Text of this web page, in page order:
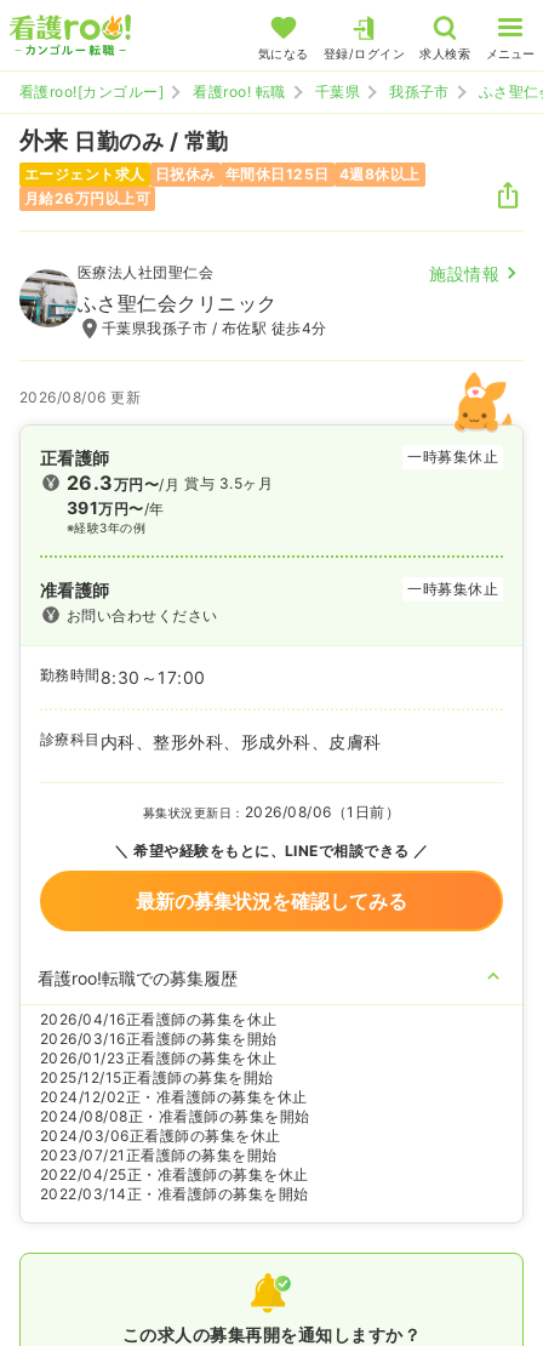
気になる 登録/ログイン 求人検索 メニュー
看護roo![カンゴルー] 看護roo! 転職 千葉県 我孫子市 ふさ聖
外来 日勤のみ / 常勤
エージェント求人 日祝休み 年間休日125日
4週8休以上
月給26万円以上可
医療法人社団聖仁会 施設情報
ふさ聖仁会クリニック
千葉県我孫子市 / 布佐駅 徒歩4分
2026/08/06 更新
正看護師 一時募集休止
26.3万円〜/月
391万円〜/年
※経験3年の例
賞与 3.5ヶ月
准看護師
一時募集休止
お問い合わせください
勤務時間 8:30～17:00
診療科目 内科、整形外科、形成外科、皮膚科
募集状況更新日： 2026/08/06（1日前）
希望や経験をもとに、LINEで相談できる
最新の募集状況を確認してみる
看護roo!転職での募集履歴
2026/04/16正看護師の募集を休止
2026/03/16正看護師の募集を開始
2026/01/23正看護師の募集を休止
2025/12/15正看護師の募集を開始
2024/12/02正・准看護師の募集を休止
2024/08/08正・准看護師の募集を開始
2024/03/06正看護師の募集を休止
2023/07/21 正看護師の募集を開始
2022/04/25正・准看護師の募集を休止
2022/03/14正・准看護師の募集を開始
この求人の募集再開を通知しますか？